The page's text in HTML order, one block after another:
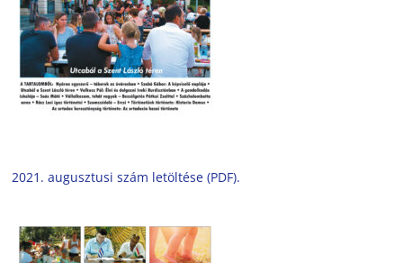
2021. augusztusi szám letöltése (PDF).